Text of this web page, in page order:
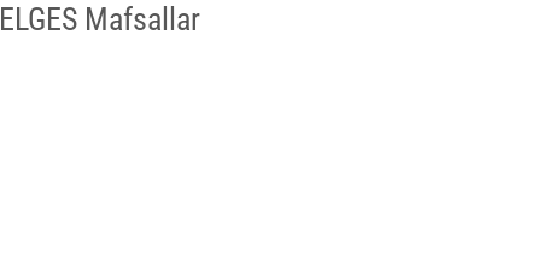
ELGES Mafsallar